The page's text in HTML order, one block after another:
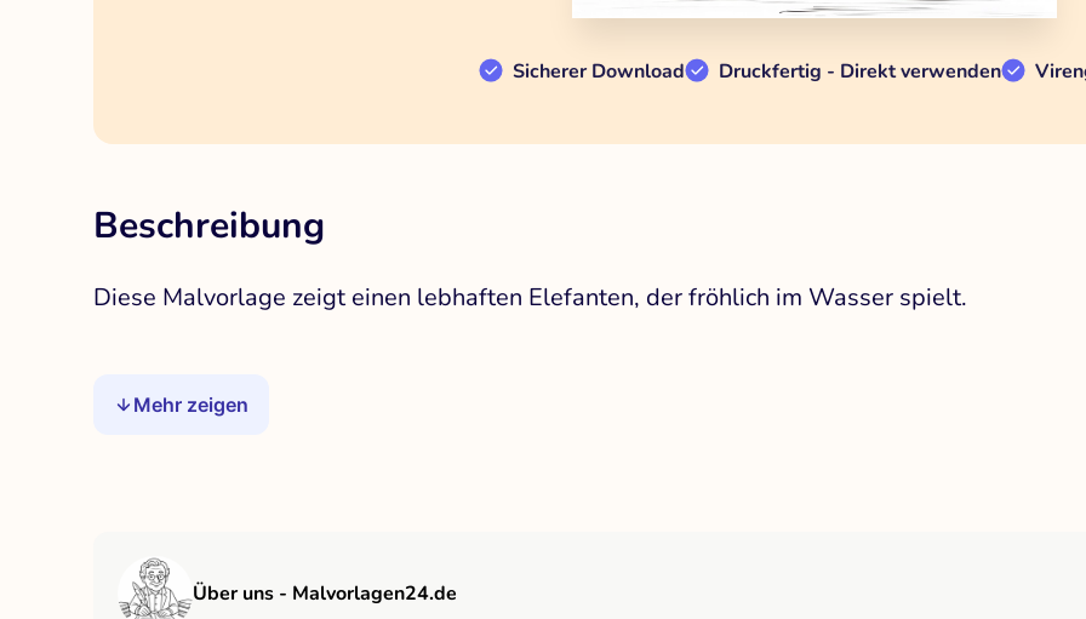
Sicherer Download Druckfertig - Direkt verwenden
Beschreibung
Diese Malvorlage zeigt einen lebhaften Elefanten, der fröhlich im Wasser spielt.
Mehr zeigen
Über uns - Malvorlagen24.de